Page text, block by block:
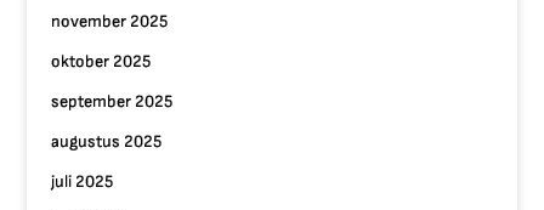
november 2025
oktober 2025
september 2025
augustus 2025
juli 2025